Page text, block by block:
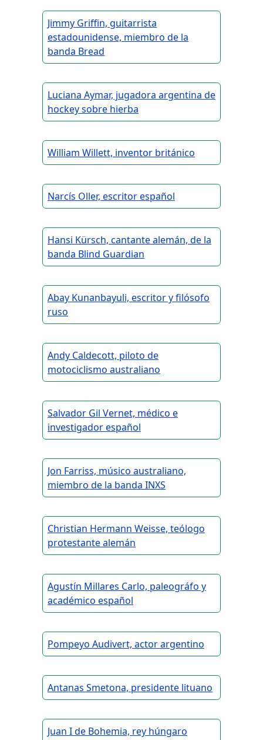
Jimmy Griffin, guitarrista
estadounidense, miembro de la
banda Bread
Luciana Aymar, jugadora argentina de
hockey sobre hierba
William Willett, inventor británico
Narcís Oller, escritor español
Hansi Kürsch, cantante alemán, de la
banda Blind Guardian
Abay Kunanbayuli, escritor y filósofo
ruso
Andy Caldecott, piloto de
motociclismo australiano
Salvador Gil Vernet, médico e
investigador español
Jon Farriss, músico australiano,
miembro de la banda INXS
Christian Hermann Weisse, teólogo
protestante alemán
Agustín Millares Carlo, paleográfo y
académico español
Pompeyo Audivert, actor argentino
Antanas Smetona, presidente lituano
Juan I de Bohemia, rey húngaro